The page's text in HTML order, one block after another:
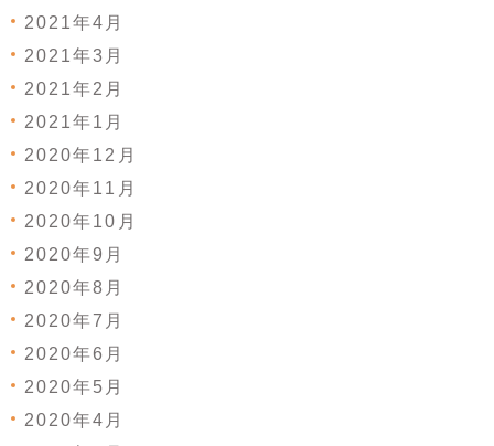
2021年4月
2021年3月
2021年2月
2021年1月
2020年12月
2020年11月
2020年10月
2020年9月
2020年8月
2020年7月
2020年6月
2020年5月
2020年4月